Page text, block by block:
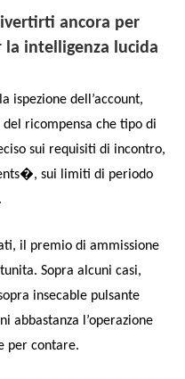
ancora per
la intelligenza lucida
ispezione dell’account,
ricompensa che tipo di
sui requisiti di incontro,
sui limiti di periodo
il premio di ammissione
Sopra alcuni casi,
insecable pulsante
abbastanza l’operazione
per contare.